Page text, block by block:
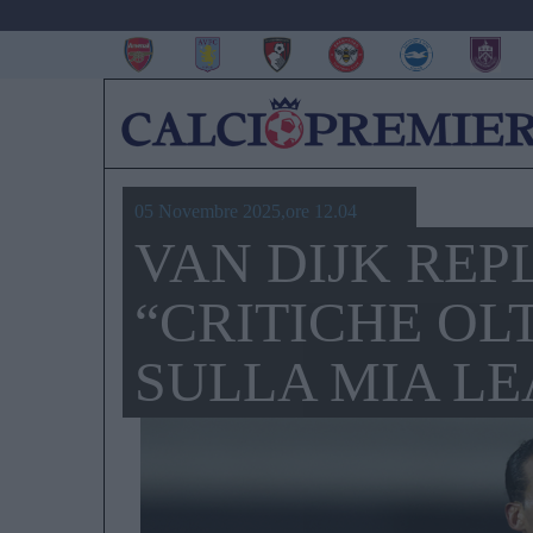
05 Novembre 2025,ore 12.04
VAN DIJK
“CRITICHE
SULLA MIA